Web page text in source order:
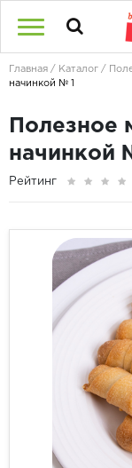
Главная Каталог
начинкой № 1
Полезное
начинкой
Рейтинг